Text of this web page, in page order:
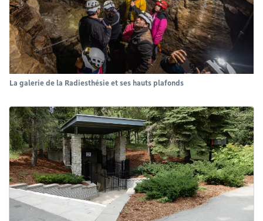
La galerie de la Radiesthésie et ses hauts plafonds